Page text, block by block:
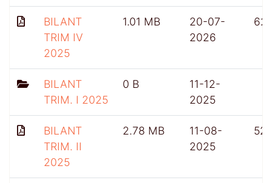
BILANT
TRIM IV
2025
1.01 MB
20-07-
2026
62
BILANT
TRIM. I 2025
0 B
11-12-
2025
BILANT
TRIM. II
2025
2.78 MB
11-08-
2025